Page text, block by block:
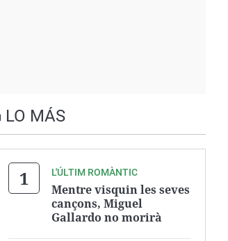
LO MÁS
L'ÚLTIM ROMÀNTIC
Mentre visquin les seves
cançons, Miguel
Gallardo no morirà